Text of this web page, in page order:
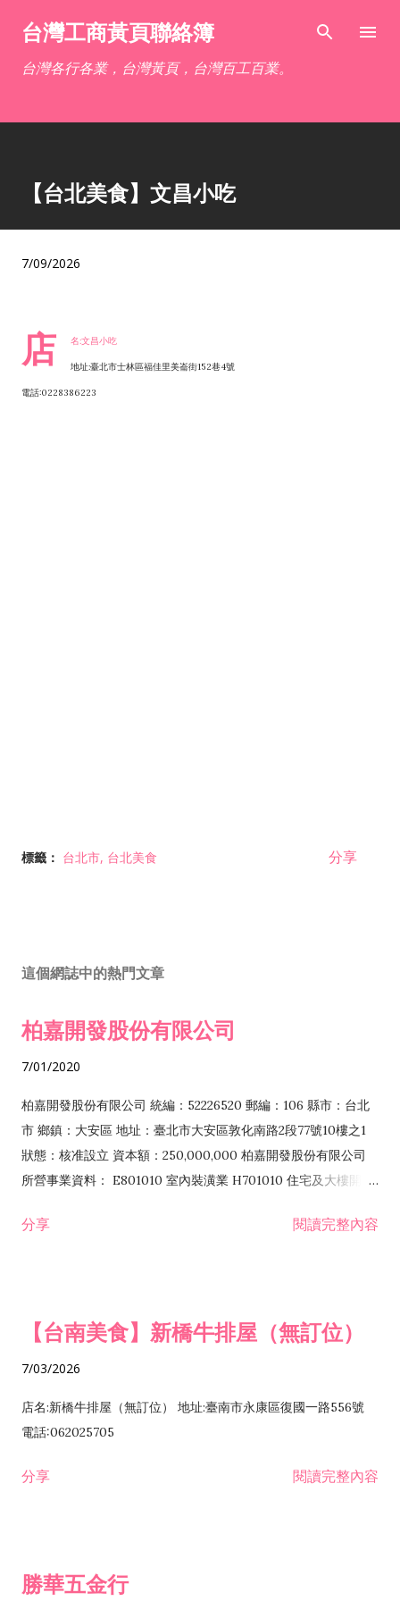
跳到主要內容
台灣工商黃頁聯絡簿
台灣各行各業，台灣黃頁，台灣百工百業。
【台北美食】文昌小吃
7/09/2026
店 名:文昌小吃
地址:臺北市士林區福佳里美崙街152巷4號
電話:0228386223
標籤： 台北市 台北美食 分享
這個網誌中的熱門文章
柏嘉開發股份有限公司
7/01/2020
柏嘉開發股份有限公司 統編：52226520 郵編：106 縣市：台北
市 鄉鎮：大安區 地址：臺北市大安區敦化南路2段77號10樓之1
狀態：核准設立 資本額：250,000,000 柏嘉開發股份有限公司
所營事業資料： E801010 室內裝潢業 H701010 住宅及大樓開發
發業 H703090 不動產買賣業 H703100 不動產租賃業 I503010
分享 閱讀完整內容
【台南美食】新橋牛排屋（無訂位）
7/03/2026
店名:新橋牛排屋（無訂位） 地址:臺南市永康區復國一路556號
電話:062025705
分享 閱讀完整內容
勝華五金行